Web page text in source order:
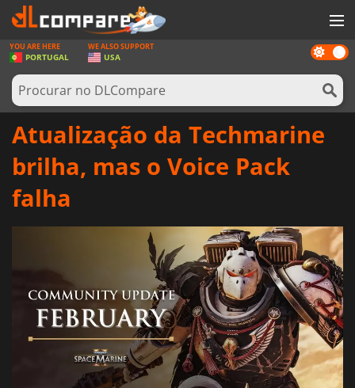
JOGOS
GAME CARDS
SOFTWARE
Dark
mode
YOU ARE HERE
PORTUGAL
WE ALSO SUPPORT
USA
Atualização da Techmarine
brilha, mas o Voice Pack
falha